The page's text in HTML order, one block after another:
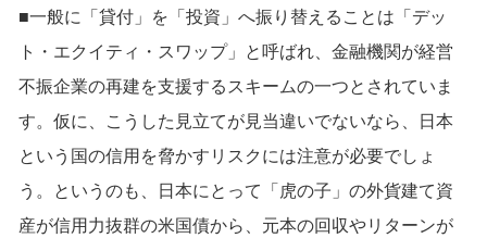
■一般に「貸付」を「投資」へ振り替えることは「デッ
ト・エクイティ・スワップ」と呼ばれ、金融機関が経営
不振企業の再建を支援するスキームの一つとされていま
す。仮に、こうした見立てが見当違いでないなら、日本
という国の信用を脅かすリスクには注意が必要でしょ
う。というのも、日本にとって「虎の子」の外貨建て資
産が信用力抜群の米国債から、元本の回収やリターンが